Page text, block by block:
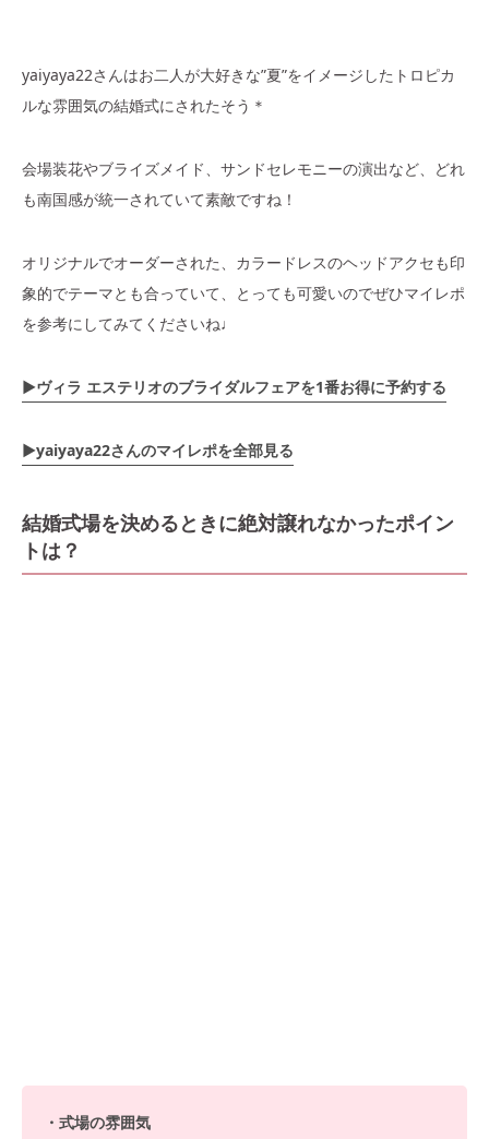
yaiyaya22さんはお二人が大好きな”夏”をイメージしたトロピカ
ルな雰囲気の結婚式にされたそう＊
会場装花やブライズメイド、サンドセレモニーの演出など、どれ
も南国感が統一されていて素敵ですね！
オリジナルでオーダーされた、カラードレスのヘッドアクセも印
象的でテーマとも合っていて、とっても可愛いのでぜひマイレポ
を参考にしてみてくださいね♩
▶ヴィラ エステリオのブライダルフェアを1番お得に予約する
▶yaiyaya22さんのマイレポを全部見る
結婚式場を決めるときに絶対譲れなかったポイン
トは？
・式場の雰囲気